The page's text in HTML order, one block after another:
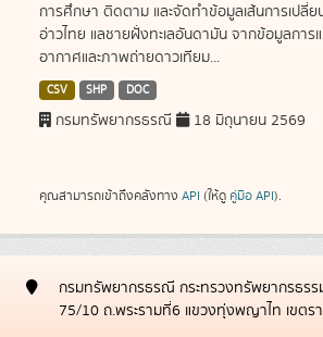
การศึกษา ติดตาม และจัดทำข้อมูลเส้นการเปลี่ย
อ่าวไทย แลชายฝั่งทะเลอันดามัน จากข้อมูลกา
อากาศและภาพถ่ายดาวเทียม...
CSV SHP DOC
กรมทรัพยากรธรณี 18 มิถุนายน 2569
คุณสามารถเข้าถึงคลังทาง API (ให้ดู คู่มือ API).
กรมทรัพยากรธรณี กระทรวงทรัพยากรธรร
75/10 ถ.พระรามที่6 แขวงทุ่งพญาไท เขตร